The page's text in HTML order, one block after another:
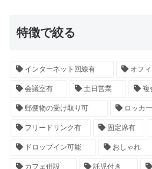
特徴で絞る
インターネット回線有 オフィ
会議室有 土日営業 複
郵便物の受け取り可 ロッカ
フリードリンク有 固定席有
ドロップイン可能 おしゃれ
カフェ併設 託児付き